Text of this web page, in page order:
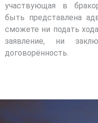
участвующая в
быть представлена
сможете ни подать
заявление, ни
договорённость.